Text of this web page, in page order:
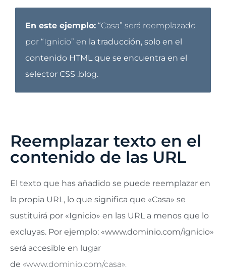
En este ejemplo: “Casa” será reemplazado
por “Ignicio” en la traducción, solo en el
contenido HTML que se encuentra en el
selector CSS .blog.
Reemplazar texto en el
contenido de las URL
El texto que has añadido se puede reemplazar en
la propia URL, lo que significa que «Casa» se
sustituirá por «Ignicio» en las URL a menos que lo
excluyas. Por ejemplo: «www.dominio.com/ignicio»
será accesible en lugar
de «www.dominio.com/casa».